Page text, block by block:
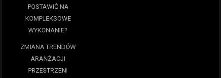
POSTAWIĆ NA
KOMPLEKSOWE
WYKONANIE?
ZMIANA TRENDÓW
ARANŻACJI
PRZESTRZENI